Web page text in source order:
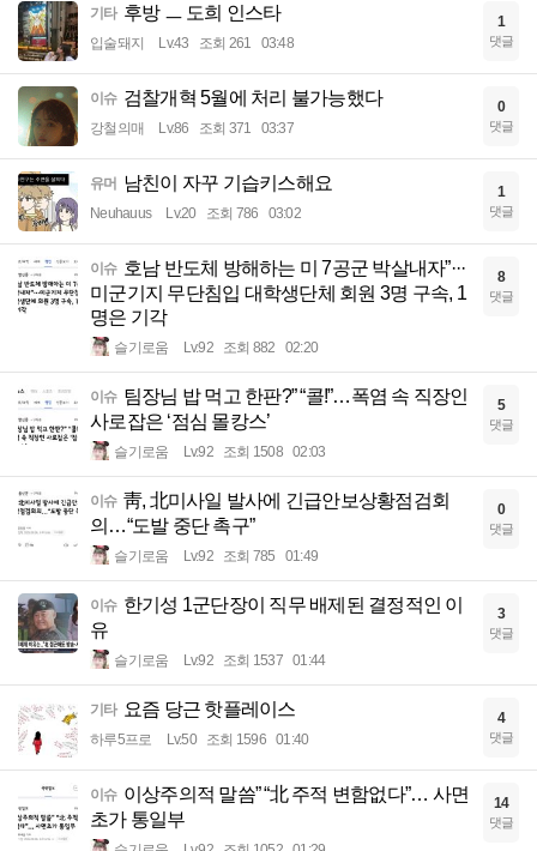
기타 후방 ㅡ 도희 인스타
입술돼지 Lv.43 조회 261 03:48
1
댓글
이슈 검찰개혁 5월에 처리 불가능했다
강철의매 Lv.86 조회 371 03:37
0
댓글
유머 남친이 자꾸 기습키스해요
Neuhauus Lv.20 조회 786 03:02
1
댓글
이슈 호남 반도체 방해하는 미 7공군 박살내자”···
미군기지 무단침입 대학생단체 회원 3명 구속, 1
명은 기각
슬기로움 Lv.92 조회 882 02:20
8
댓글
이슈 팀장님 밥 먹고 한판?” “콜!”…폭염 속 직장인
사로잡은 ‘점심 몰캉스’
슬기로움 Lv.92 조회 1508 02:03
5
댓글
이슈 靑, 北미사일 발사에 긴급안보상황점검회
의…“도발 중단 촉구”
슬기로움 Lv.92 조회 785 01:49
0
댓글
이슈 한기성 1군단장이 직무 배제된 결정적인 이
유
슬기로움 Lv.92 조회 1537 01:44
3
댓글
기타 요즘 당근 핫플레이스
하루5프로 Lv.50 조회 1596 01:40
4
댓글
이슈 이상주의적 말씀” “北 주적 변함없다”… 사면
초가 통일부
14
댓글